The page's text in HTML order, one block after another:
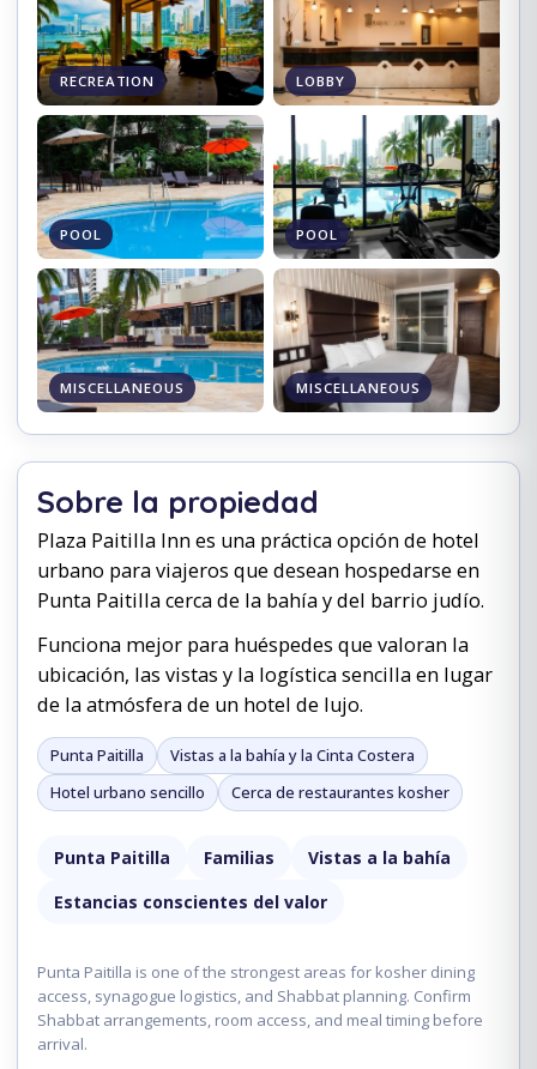
RECREATION LOBBY
POOL POOL
MISCELLANEOUS MISCELLANEOUS
Sobre la propiedad
Plaza Paitilla Inn es una práctica opción de hotel
urbano para viajeros que desean hospedarse en
Punta Paitilla cerca de la bahía y del barrio judío.
Funciona mejor para huéspedes que valoran la
ubicación, las vistas y la logística sencilla en lugar
de la atmósfera de un hotel de lujo.
Punta Paitilla
Vistas a la bahía y la Cinta Costera
Hotel urbano sencillo
Cerca de restaurantes kosher
Punta Paitilla Familias
Vistas a la bahía
Estancias conscientes del valor
Punta Paitilla is one of the strongest areas for kosher dining
access, synagogue logistics, and Shabbat planning. Confirm
Shabbat arrangements, room access, and meal timing before
arrival.